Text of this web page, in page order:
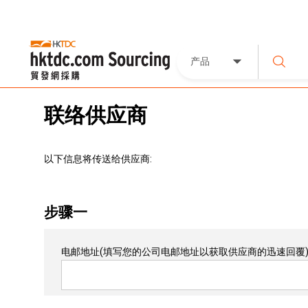
产品
联络供应商
以下信息将传送给供应商:
步骤一
电邮地址(填写您的公司电邮地址以获取供应商的迅速回覆)